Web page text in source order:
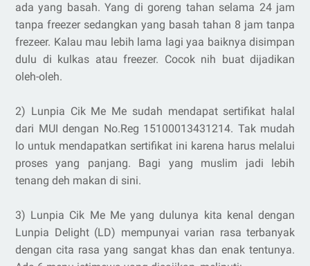
ada yang basah. Yang di goreng tahan selama 24 jam
tanpa freezer sedangkan yang basah tahan 8 jam tanpa
frezeer. Kalau mau lebih lama lagi yaa baiknya disimpan
dulu di kulkas atau freezer. Cocok nih buat dijadikan
oleh-oleh.
2) Lunpia Cik Me Me sudah mendapat sertifikat halal
dari MUI dengan No.Reg 15100013431214. Tak mudah
lo untuk mendapatkan sertifikat ini karena harus melalui
proses yang panjang. Bagi yang muslim jadi lebih
tenang deh makan di sini.
3) Lunpia Cik Me Me yang dulunya kita kenal dengan
Lunpia Delight (LD) mempunyai varian rasa terbanyak
dengan cita rasa yang sangat khas dan enak tentunya.